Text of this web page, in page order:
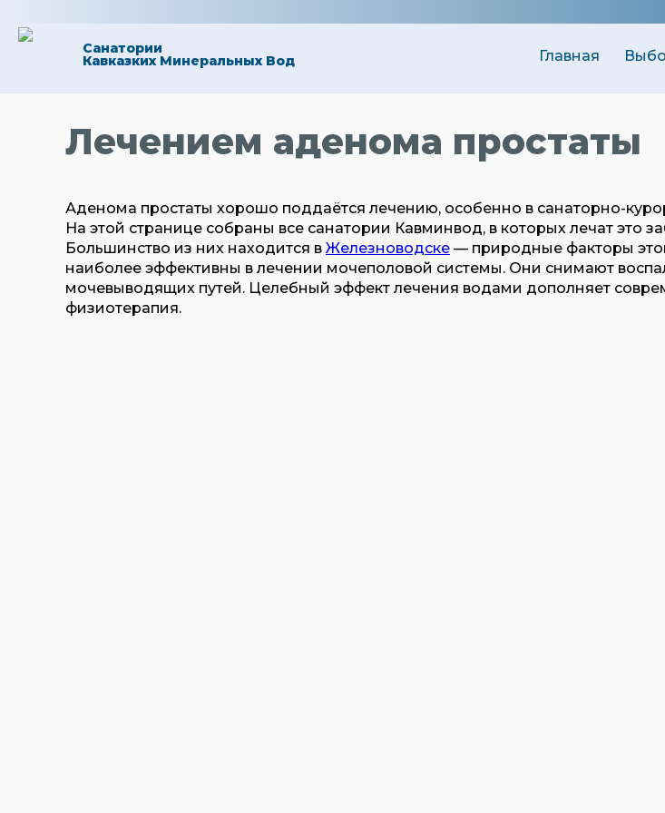
Санатории
Кавказких Минеральных Вод Главная
Лечением аденома простаты
Аденома простаты хорошо поддаётся лечению, особенно в санаторно-
На этой странице собраны все санатории Кавминвод, в которых лечат это
Большинство из них находится в Железноводске — природные факторы
наиболее эффективны в лечении мочеполовой системы. Они снимают
мочевыводящих путей. Целебный эффект лечения водами дополняет
физиотерапия.